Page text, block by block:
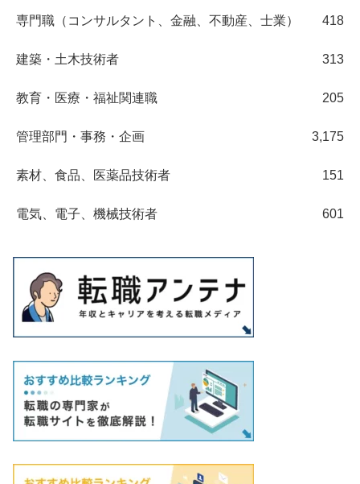
専門職（コンサルタント、金融、不動産、士業） 418
建築・土木技術者 313
教育・医療・福祉関連職 205
管理部門・事務・企画 3,175
素材、食品、医薬品技術者 151
電気、電子、機械技術者 601